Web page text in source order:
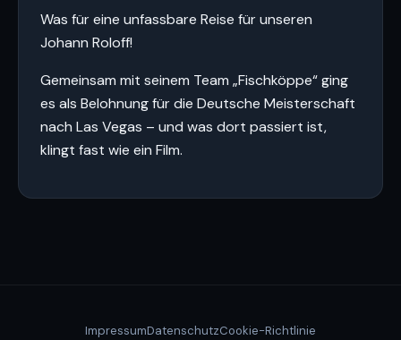
Was für eine unfassbare Reise für unseren
Johann Roloff!
Gemeinsam mit seinem Team „Fischköppe“ ging
es als Belohnung für die Deutsche Meisterschaft
nach Las Vegas – und was dort passiert ist,
klingt fast wie ein Film.
ImpressumDatenschutzCookie-Richtlinie